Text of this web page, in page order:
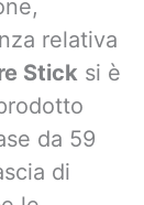
relativa
Stick si è
da 59
di